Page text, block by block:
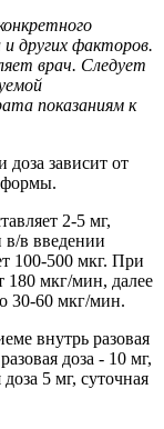
других факторов.
врач. Следует
показаниям к
зависит от
формы.
2-5 мг,
в/в введении
100-500 мкг. При
180 мкг/мин, далее
30-60 мкг/мин.
внутрь разовая
доза - 10 мг,
5 мг, суточная